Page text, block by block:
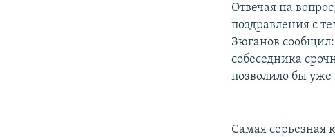
Отвечая на
поздравления с
Зюганов сообщил:
собеседника
позволило бы уже
Самая серьезная